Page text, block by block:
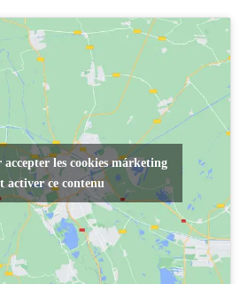
les cookies márketing
activer ce contenu